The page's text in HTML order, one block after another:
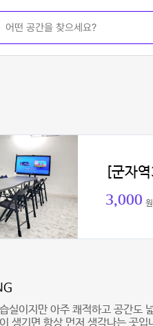
[군자
3,000
실이지만 아주 쾌적하고 공간도
생기면 항상 먼저 생각나는 곳